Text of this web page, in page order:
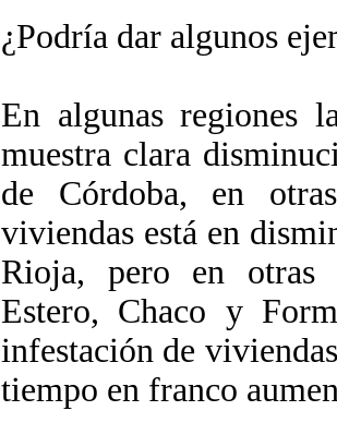
¿Podría dar algunos
En algunas regiones
muestra clara
de Córdoba, en
viviendas está en
Rioja, pero en otras
Estero, Chaco y
infestación de
tiempo en franco